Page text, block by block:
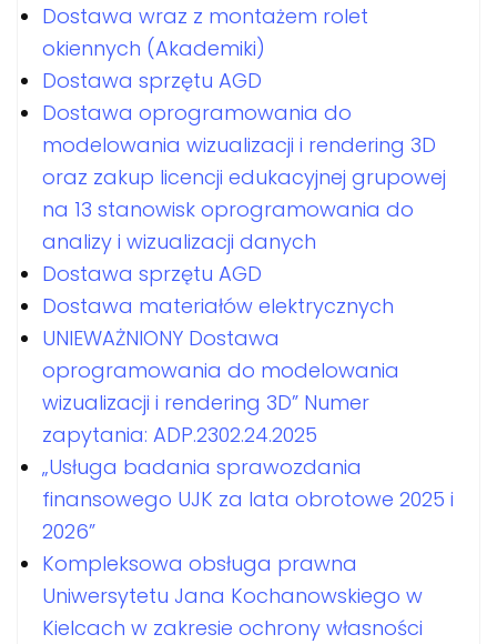
Dostawa wraz z montażem rolet
okiennych (Akademiki)
Dostawa sprzętu AGD
Dostawa oprogramowania do
modelowania wizualizacji i rendering 3D
oraz zakup licencji edukacyjnej grupowej
na 13 stanowisk oprogramowania do
analizy i wizualizacji danych
Dostawa sprzętu AGD
Dostawa materiałów elektrycznych
UNIEWAŻNIONY Dostawa
oprogramowania do modelowania
wizualizacji i rendering 3D” Numer
zapytania: ADP.2302.24.2025
„Usługa badania sprawozdania
finansowego UJK za lata obrotowe 2025 i
2026”
Kompleksowa obsługa prawna
Uniwersytetu Jana Kochanowskiego w
Kielcach w zakresie ochrony własności